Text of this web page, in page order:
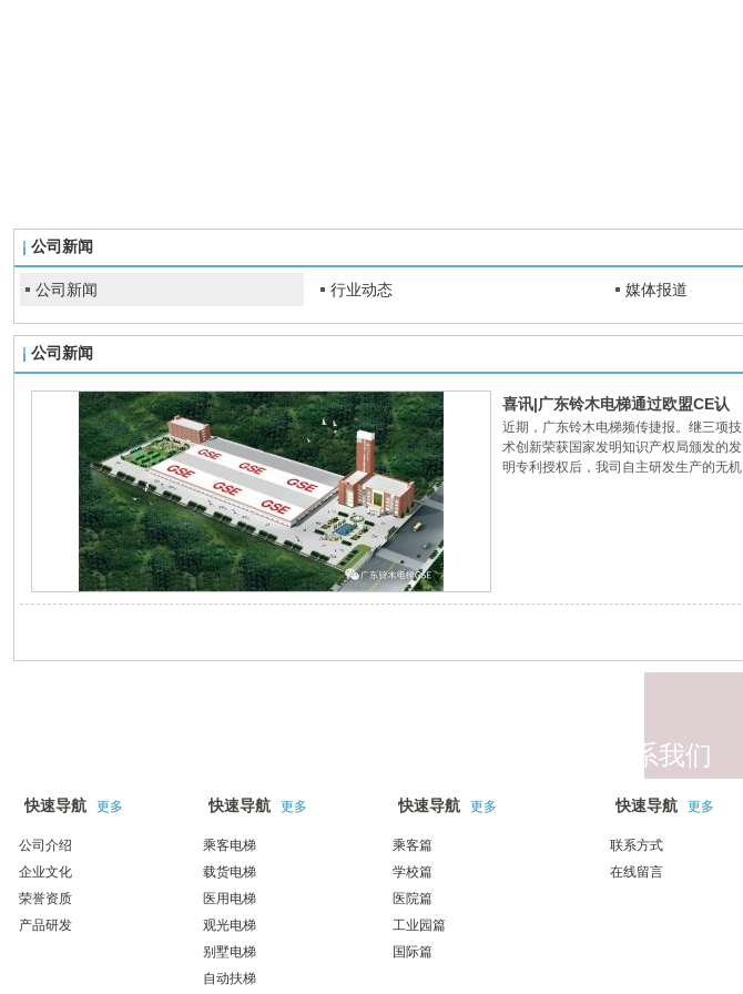
公司新闻
公司新闻 行业动态 媒体报道
公司新闻
喜讯|广东铃木电梯通过欧盟CE认
证，已获欧洲市场准入许可！
近期，广东铃木电梯频传捷报。继三项技
术创新荣获国家发明知识产权局颁发的发
明专利授权后，我司自主研发生产的无机
市场属于强制性认证标志。不论是欧盟内
快速导航 更多
联系方式
在线留言
快速导航 更多
乘客篇
学校篇
医院篇
工业园篇
国际篇
快速导航 更多
乘客电梯
载货电梯
医用电梯
观光电梯
别墅电梯
自动扶梯
快速导航 更多
公司介绍
企业文化
荣誉资质
产品研发
联系我们